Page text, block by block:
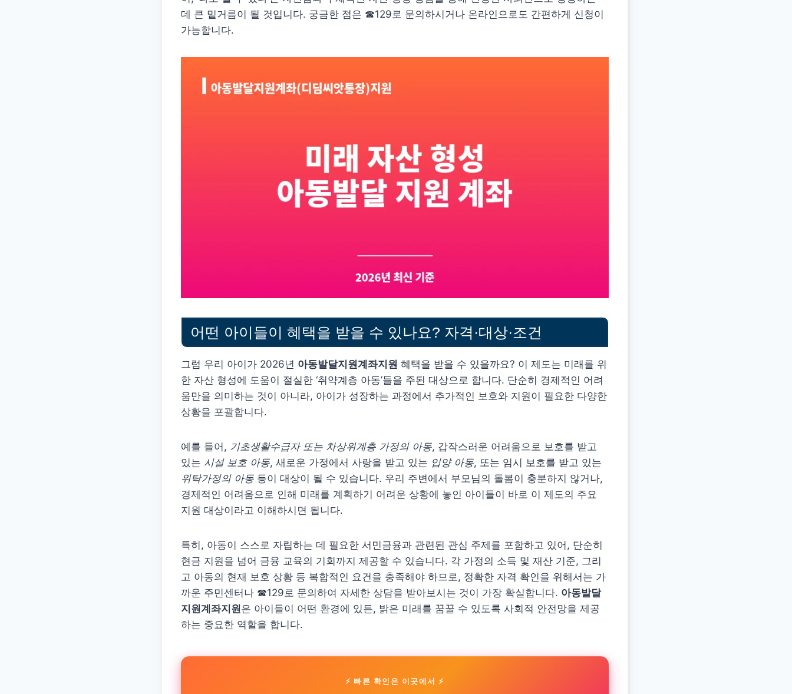
데 큰 밑거름이 될 것입니다. 궁금한 점은 ☎129로 문의하시거나 온라인으로도 간편하게 신청이
가능합니다.
어떤 아이들이 혜택을 받을 수 있나요? 자격·대상·조건
그럼 우리 아이가 2026년 아동발달지원계좌지원 혜택을 받을 수 있을까요? 이 제도는 미래를 위
한 자산 형성에 도움이 절실한 ‘취약계층 아동’들을 주된 대상으로 합니다. 단순히 경제적인 어려
움만을 의미하는 것이 아니라, 아이가 성장하는 과정에서 추가적인 보호와 지원이 필요한 다양한
상황을 포괄합니다.
예를 들어, 기초생활수급자 또는 차상위계층 가정의 아동, 갑작스러운 어려움으로 보호를 받고
있는 시설 보호 아동, 새로운 가정에서 사랑을 받고 있는 입양 아동, 또는 임시 보호를 받고 있는
위탁가정의 아동 등이 대상이 될 수 있습니다. 우리 주변에서 부모님의 돌봄이 충분하지 않거나,
경제적인 어려움으로 인해 미래를 계획하기 어려운 상황에 놓인 아이들이 바로 이 제도의 주요
지원 대상이라고 이해하시면 됩니다.
특히, 아동이 스스로 자립하는 데 필요한 서민금융과 관련된 관심 주제를 포함하고 있어, 단순히
현금 지원을 넘어 금융 교육의 기회까지 제공할 수 있습니다. 각 가정의 소득 및 재산 기준, 그리
고 아동의 현재 보호 상황 등 복합적인 요건을 충족해야 하므로, 정확한 자격 확인을 위해서는 가
까운 주민센터나 ☎129로 문의하여 자세한 상담을 받아보시는 것이 가장 확실합니다. 아동발달
지원계좌지원은 아이들이 어떤 환경에 있든, 밝은 미래를 꿈꿀 수 있도록 사회적 안전망을 제공
하는 중요한 역할을 합니다.
⚡ 빠른 확인은 이곳에서 ⚡